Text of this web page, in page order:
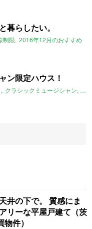
暮らしたい。
制限 2016年12月のおすすめ
ン限定ハウス！
クラシックミュージシャン 防
井の下で。 質感にま
リーな平屋戸建て（茨
件）